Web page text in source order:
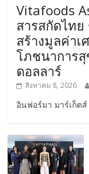
Vitafoods
สารสกัดไทย
สร้างมูลค่า
โภชนาการ
ดอลลาร์
สิงหาคม 8, 2026
อินฟอร์มา มาร์เก็ตส์